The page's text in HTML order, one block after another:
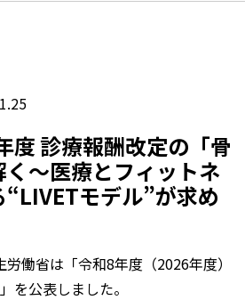
度 診療報酬改定の「骨
〜医療とフィットネ
モデル”が求め
働省は「令和8年度（2026年度）
を公表しました。